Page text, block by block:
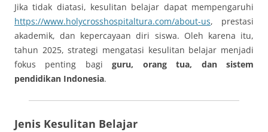
Jika tidak diatasi, kesulitan belajar dapat mempengaruhi
https://www.holycrosshospitaltura.com/about-us, prestasi
akademik, dan kepercayaan diri siswa. Oleh karena itu,
tahun 2025, strategi mengatasi kesulitan belajar menjadi
fokus penting bagiguru, orang tua, dan sistem
pendidikan Indonesia.
Jenis Kesulitan Belajar